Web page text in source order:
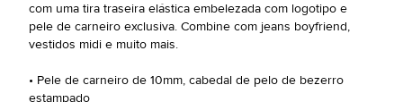
com uma tira traseira elástica embelezada com logotipo e
pele de carneiro exclusiva. Combine com jeans boyfriend,
vestidos midi e muito mais.
• Pele de carneiro de 10mm, cabedal de pelo de bezerro
estampado